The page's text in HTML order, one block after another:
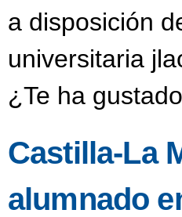
a disposición
universitaria
¿Te ha
Castilla-La
alumnado